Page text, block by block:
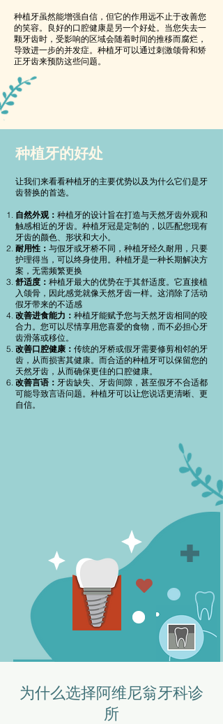
种植牙虽然能增强自信，但它的作用远不止于改善您
的笑容。良好的口腔健康是另一个好处。当您失去一
颗牙齿时，受影响的区域会随着时间的推移而腐烂，
导致进一步的并发症。种植牙可以通过刺激颌骨和矫
正牙齿来预防这些问题。
种植牙的好处
让我们来看看种植牙的主要优势以及为什么它们是牙
齿替换的首选。
自然外观： 种植牙的设计旨在打造与天然牙齿外观和
触感相近的牙齿。种植牙冠是定制的，以匹配您现有
牙齿的颜色、形状和大小。
耐用性： 与假牙或牙桥不同，种植牙经久耐用，只要
护理得当，可以终身使用。种植牙是一种长期解决方
案，无需频繁更换
舒适度： 种植牙最大的优势在于其舒适度。它直接植
入颌骨，因此感觉就像天然牙齿一样。这消除了活动
假牙带来的不适感
改善进食能力： 种植牙能赋予您与天然牙齿相同的咬
合力。您可以尽情享用您喜爱的食物，而不必担心牙
齿滑落或移位。
改善口腔健康： 传统的牙桥或假牙需要修剪相邻的牙
齿，从而损害其健康。而合适的种植牙可以保留您的
天然牙齿，从而确保更佳的口腔健康。
改善言语： 牙齿缺失、牙齿间隙，甚至假牙不合适都
可能导致言语问题。种植牙可以让您说话更清晰、更
自信。
为什么选择阿维尼翁牙科诊
所